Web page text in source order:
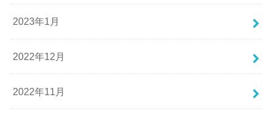
2023年1月
2022年12月
2022年11月